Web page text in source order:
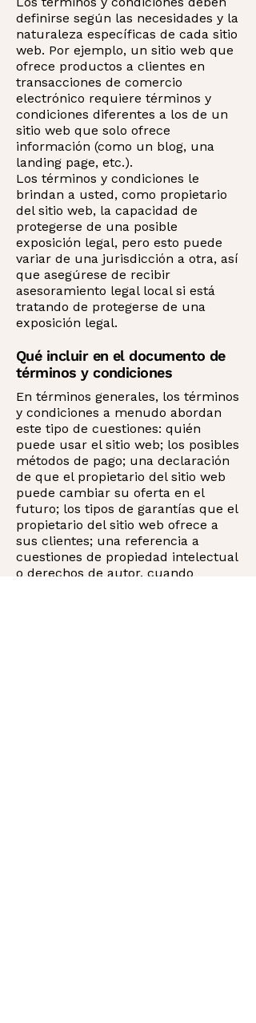
definirse según las necesidades y la
naturaleza específicas de cada sitio
web. Por ejemplo, un sitio web que
ofrece productos a clientes en
transacciones de comercio
electrónico requiere términos y
condiciones diferentes a los de un
sitio web que solo ofrece
información (como un blog, una
landing page, etc.).
Los términos y condiciones le
brindan a usted, como propietario
del sitio web, la capacidad de
protegerse de una posible
exposición legal, pero esto puede
variar de una jurisdicción a otra, así
que asegúrese de recibir
asesoramiento legal local si está
tratando de protegerse de una
exposición legal.
Qué incluir en el documento de
términos y condiciones
En términos generales, los términos
y condiciones a menudo abordan
este tipo de cuestiones: quién
puede usar el sitio web; los posibles
métodos de pago; una declaración
de que el propietario del sitio web
puede cambiar su oferta en el
futuro; los tipos de garantías que el
propietario del sitio web ofrece a
sus clientes; una referencia a
cuestiones de propiedad intelectual
o derechos de autor, cuando